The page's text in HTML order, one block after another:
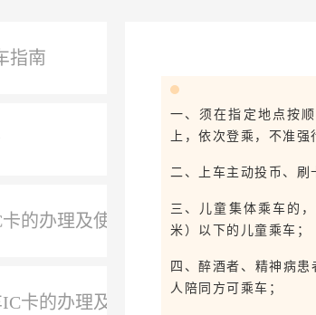
指南
的办理及使用须知
卡的办理及使用须知
一、须在指定地点按
上，依次登乘，不准强
二、上车主动投币、
三、儿童集体乘车的
米）以下的儿童乘车；
四、醉酒者、精神病
人陪同方可乘车；